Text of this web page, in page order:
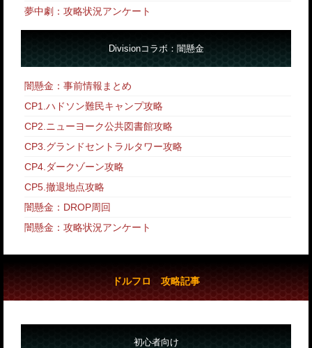
夢中劇：攻略状況アンケート
Divisionコラボ：闇懸金
闇懸金：事前情報まとめ
CP1.ハドソン難民キャンプ攻略
CP2.ニューヨーク公共図書館攻略
CP3.グランドセントラルタワー攻略
CP4.ダークゾーン攻略
CP5.撤退地点攻略
闇懸金：DROP周回
闇懸金：攻略状況アンケート
ドルフロ 攻略記事
初心者向け